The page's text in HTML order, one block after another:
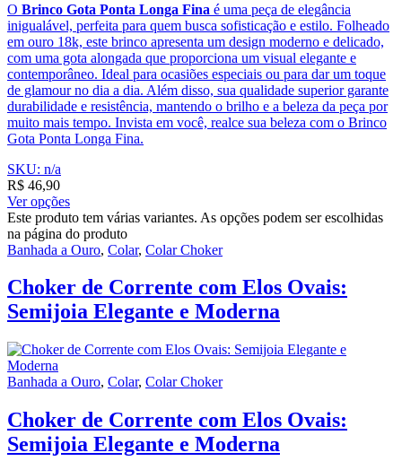
O Brinco Gota Ponta Longa Fina é uma peça de elegância
inigualável, perfeita para quem busca sofisticação e estilo. Folheado
em ouro 18k, este brinco apresenta um design moderno e delicado,
com uma gota alongada que proporciona um visual elegante e
contemporâneo. Ideal para ocasiões especiais ou para dar um toque
de glamour no dia a dia. Além disso, sua qualidade superior garante
durabilidade e resistência, mantendo o brilho e a beleza da peça por
muito mais tempo. Invista em você, realce sua beleza com o Brinco
Gota Ponta Longa Fina.
SKU: n/a
R$ 46,90
Ver opções
Este produto tem várias variantes. As opções podem ser escolhidas
na página do produto
Banhada a Ouro, Colar, Colar Choker
Choker de Corrente com Elos Ovais:
Semijoia Elegante e Moderna
Banhada a Ouro, Colar, Colar Choker
Choker de Corrente com Elos Ovais:
Semijoia Elegante e Moderna